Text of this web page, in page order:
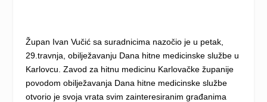
Župan Ivan Vučić sa suradnicima nazočio je u petak,
29.travnja, obilježavanju Dana hitne medicinske službe u
Karlovcu. Zavod za hitnu medicinu Karlovačke županije
povodom obilježavanja Dana hitne medicinske službe
otvorio je svoja vrata svim zainteresiranim građanima